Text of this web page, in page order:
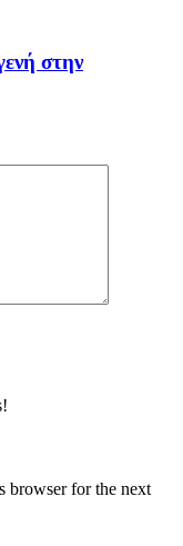
στην
browser for the next